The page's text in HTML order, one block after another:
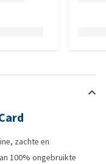
zachte en
100% ongebruikte